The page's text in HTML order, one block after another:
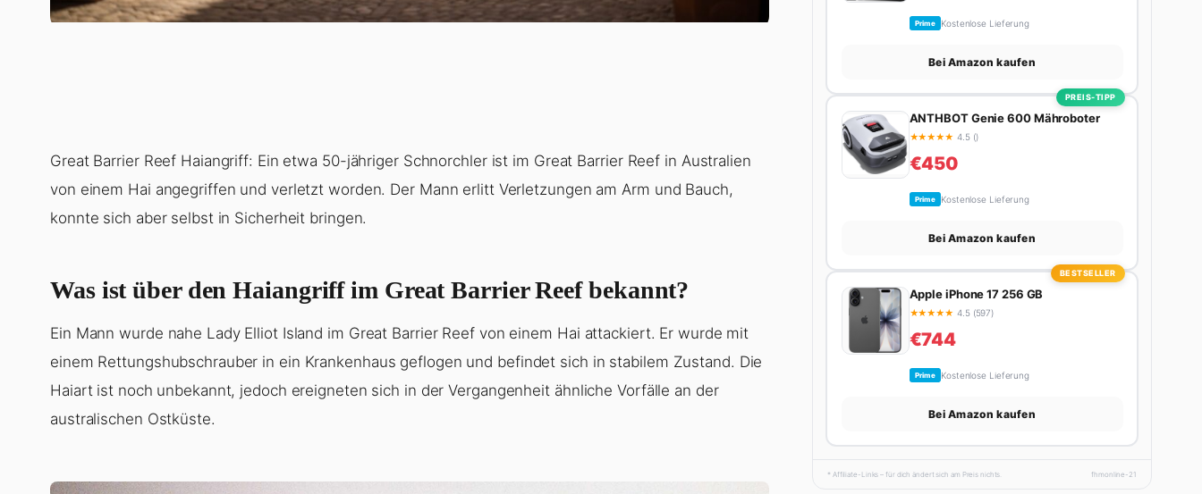
Great Barrier Reef Haiangriff: Ein etwa 50-jähriger Schnorchler ist im Great Barrier Reef in Australien
von einem Hai angegriffen und verletzt worden. Der Mann erlitt Verletzungen am Arm und Bauch,
konnte sich aber selbst in Sicherheit bringen.
Was ist über den Haiangriff im Great Barrier Reef bekannt?
Ein Mann wurde nahe Lady Elliot Island im Great Barrier Reef von einem Hai attackiert. Er wurde mit
einem Rettungshubschrauber in ein Krankenhaus geflogen und befindet sich in stabilem Zustand. Die
Haiart ist noch unbekannt, jedoch ereigneten sich in der Vergangenheit ähnliche Vorfälle an der
australischen Ostküste.
Prime Kostenlose Lieferung
Bei Amazon kaufen
PREIS-TIPP
ANTHBOT Genie 600 Mähroboter
★★★★★ 4.5 ()
€450
Prime Kostenlose Lieferung
Bei Amazon kaufen
BESTSELLER
Apple iPhone 17 256 GB
★★★★★ 4.5 (597)
€744
Prime Kostenlose Lieferung
Bei Amazon kaufen
* Affiliate-Links – für dich ändert sich am Preis nichts. fhmonline-21